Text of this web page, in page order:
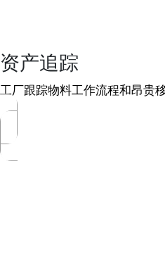
资产追踪
工厂跟踪物料工作流程和昂贵